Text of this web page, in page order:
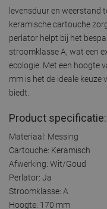
levensduur en weerstand
keramische cartouche
perlator helpt bij het
stroomklasse A, wat een
ecologie. Met een hoogte
mm is het de ideale keuze
biedt.
Product specificatie:
Materiaal: Messing
Cartouche: Keramisch
Afwerking: Wit/Goud
Perlator: Ja
Stroomklasse: A
Hoogte: 170 mm